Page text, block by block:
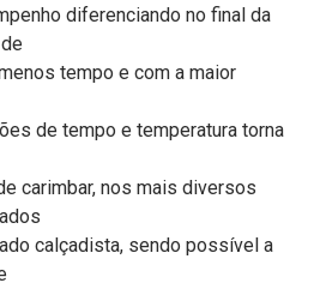
diferenciando no final da
tempo e com a maior
de tempo e temperatura torna
carimbar, nos mais diversos
calçadista, sendo possível a